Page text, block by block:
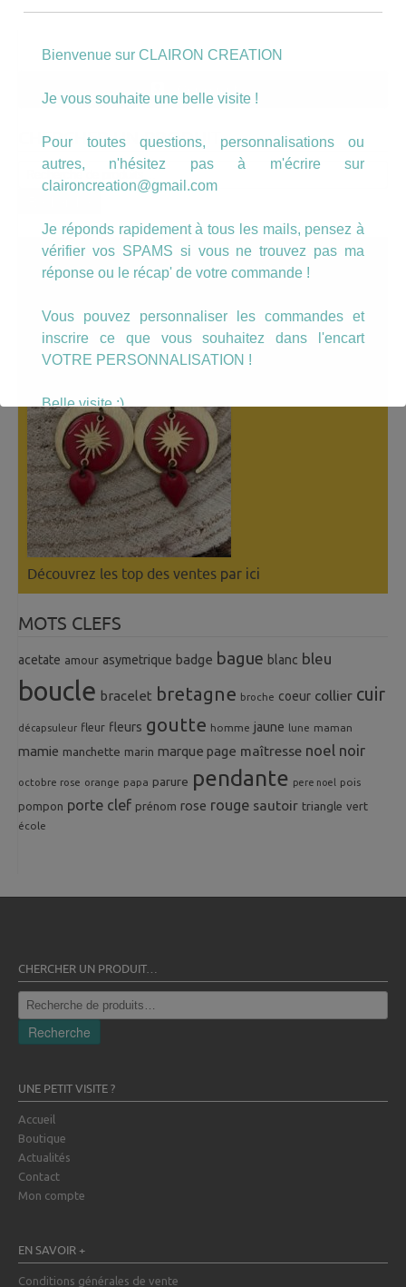
CHERCHER UN PRODUIT…
Recherche
pour :
A LÀ UNE
Découvrez les top des ventes par ici
MOTS CLEFS
acetate amour asymetrique badge bague blanc bleu
boucle bracelet bretagne broche coeur collier cuir
décapsuleur fleur fleurs goutte homme jaune lune maman
mamie manchette marin marque page maîtresse noel noir
octobre rose orange papa parure pendante pere noel pois
pompon porte clef prénom rose rouge sautoir triangle vert
école
CHERCHER UN PRODUIT…
Recherche
pour :
Recherche
UNE PETIT VISITE ?
Accueil
Boutique
Actualités
Contact
Mon compte
EN SAVOIR +
Conditions générales de vente
Bienvenue sur CLAIRON CREATION
Je vous souhaite une belle visite !
Pour toutes questions, personnalisations ou
autres, n'hésitez pas à m'écrire sur
claironcreation@gmail.com
Je réponds rapidement à tous les mails, pensez à
vérifier vos SPAMS si vous ne trouvez pas ma
réponse ou le récap' de votre commande !
Vous pouvez personnaliser les commandes et
inscrire ce que vous souhaitez dans l'encart
VOTRE PERSONNALISATION !
Belle visite :)